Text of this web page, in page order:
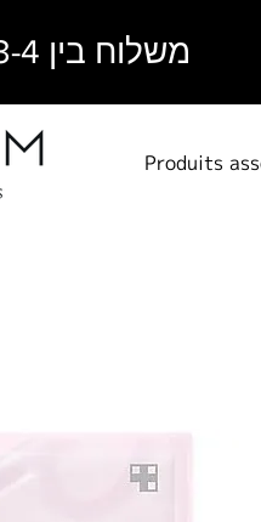
משלוח בין 3-4 ימי עסקים לכל הארץ!
Produits